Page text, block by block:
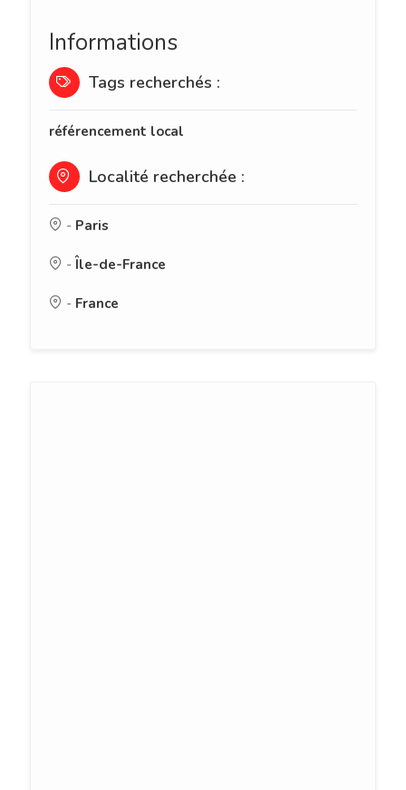
Informations
Tags recherchés :
référencement local
Localité recherchée :
- Paris
- Île-de-France
- France